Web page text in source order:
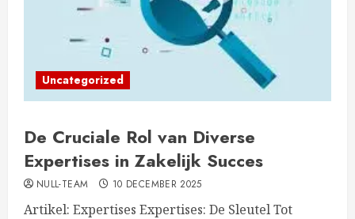
Uncategorized
De Cruciale Rol van Diverse
Expertises in Zakelijk Succes
NULL-TEAM 10 DECEMBER 2025
Artikel: Expertises Expertises: De Sleutel Tot